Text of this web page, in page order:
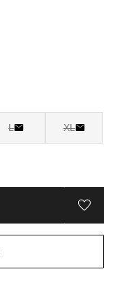
L XL